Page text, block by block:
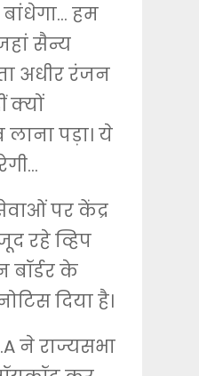
हम
सैन्य
अधीर रंजन
क्यों
लाना पड़ा। ये
पर केंद्र
रहे व्हिप
बॉर्डर के
दिया है।
ने राज्यसभा